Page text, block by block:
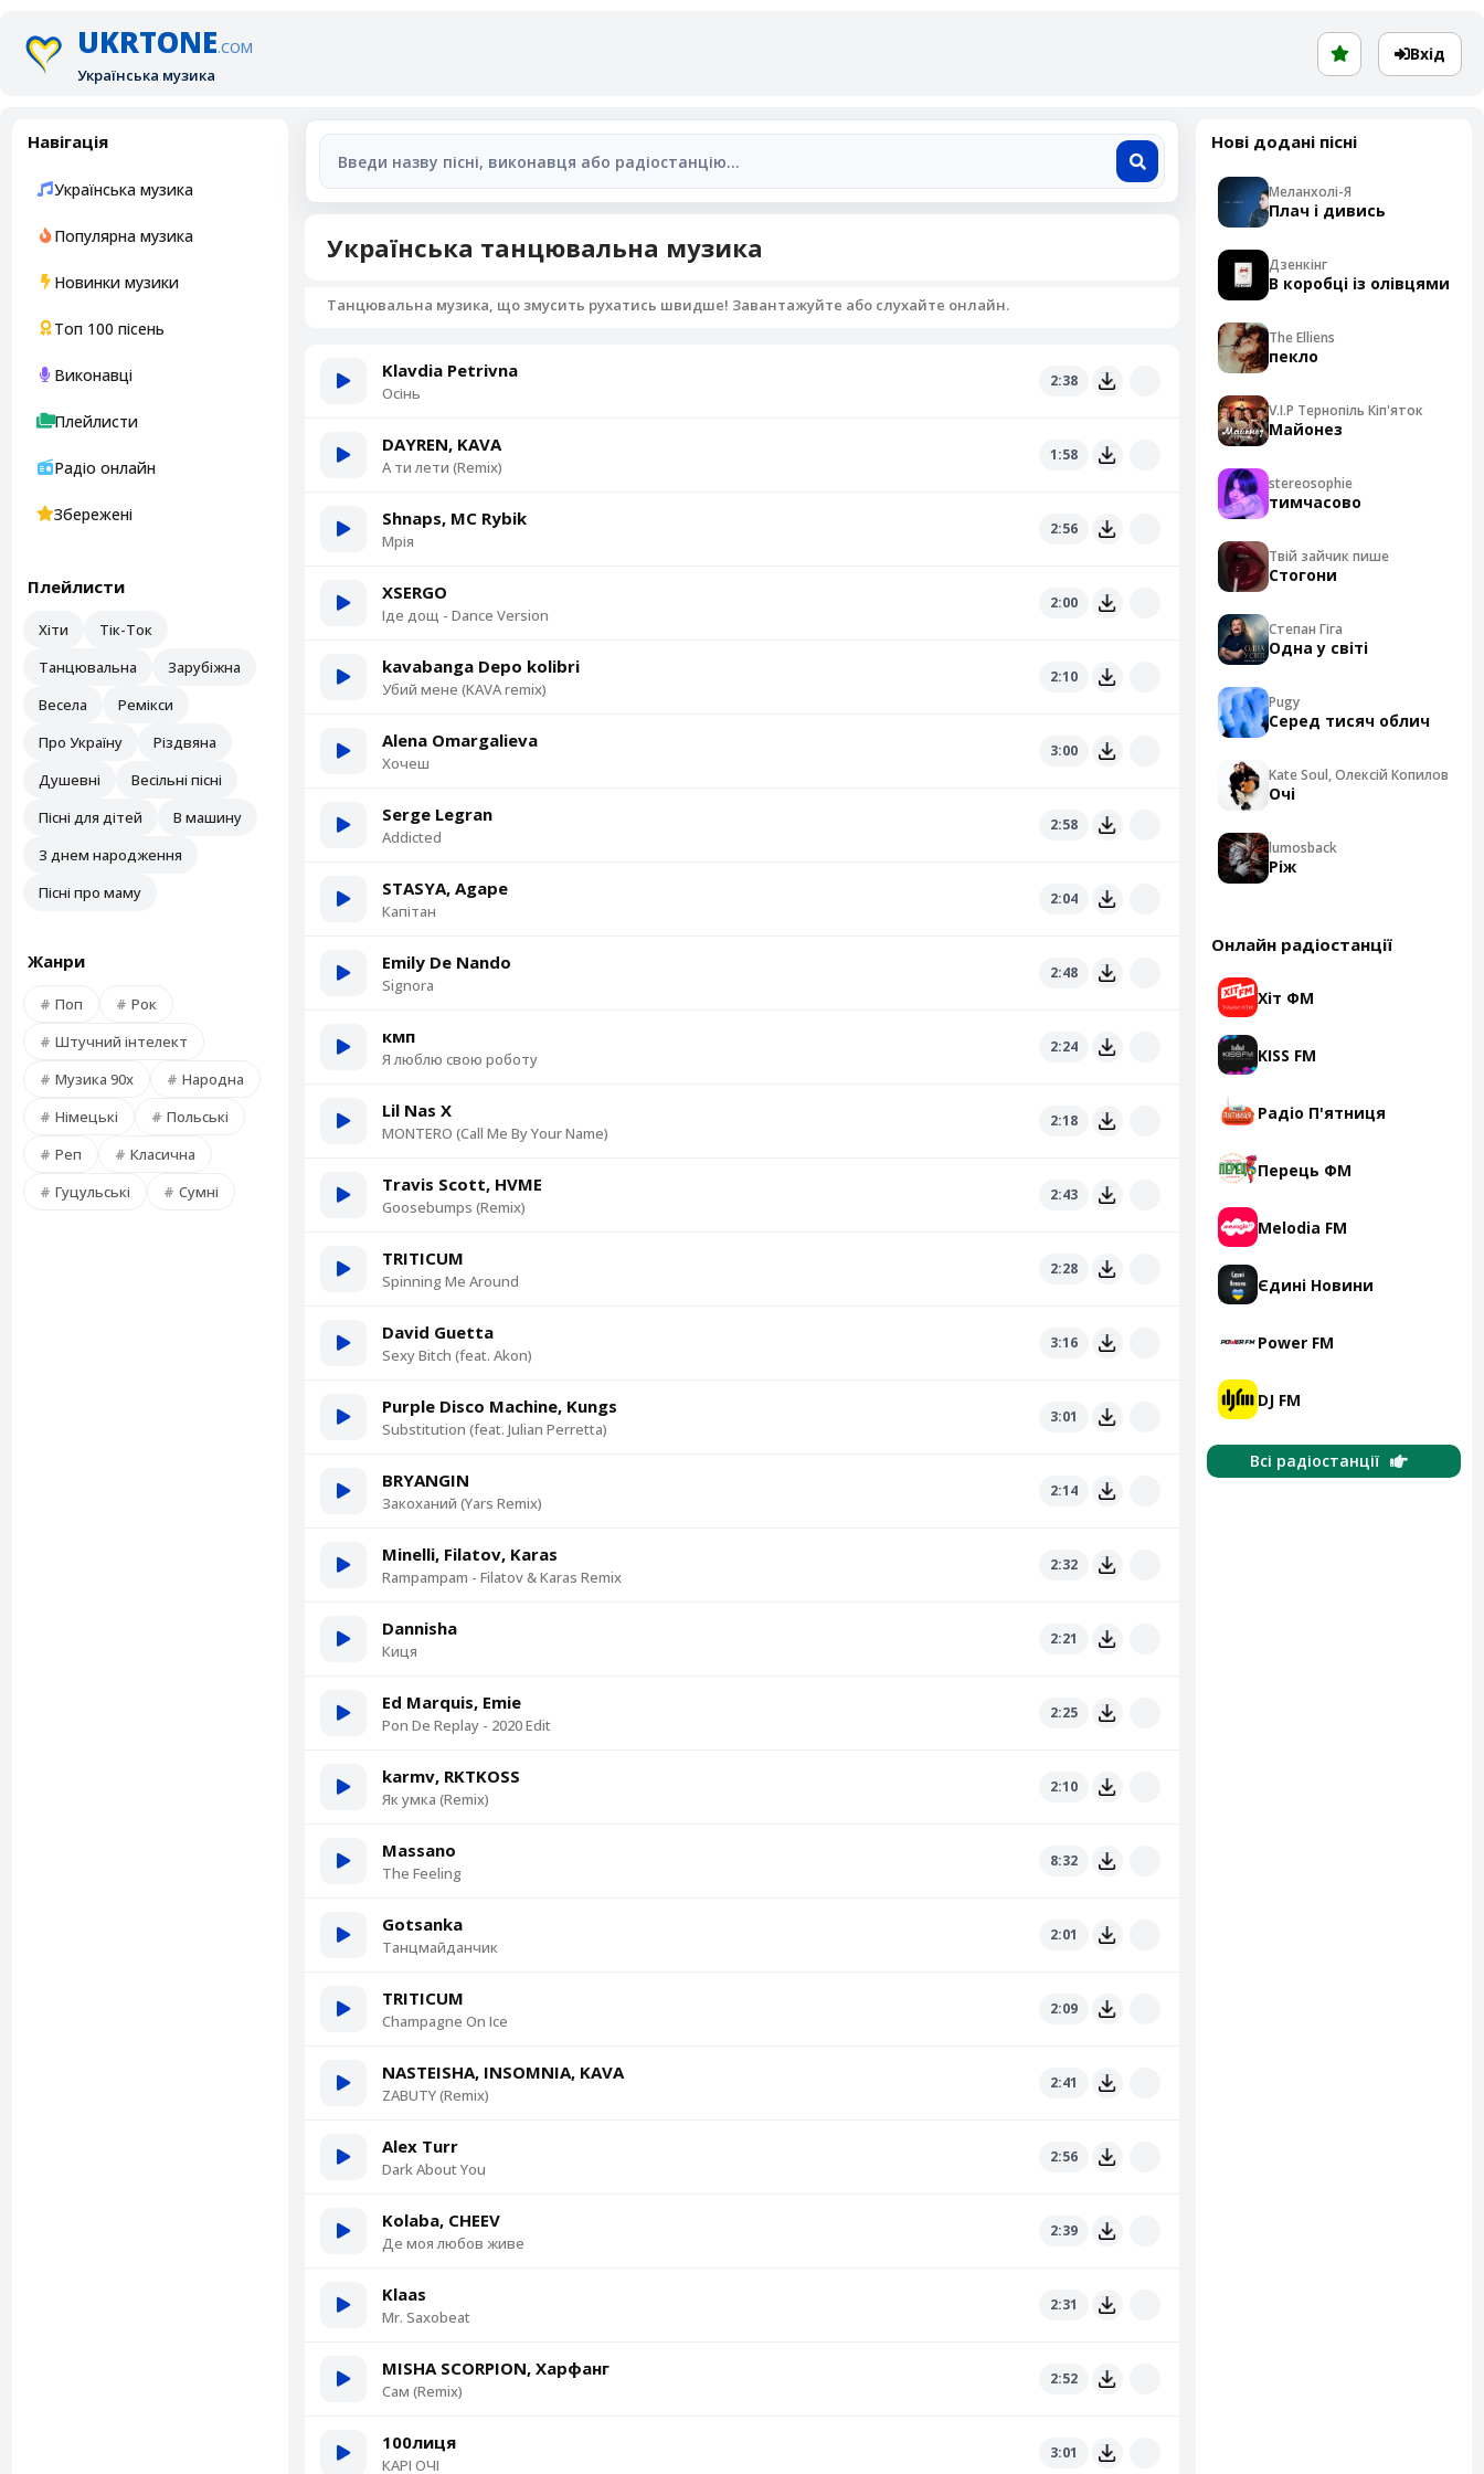
UKRTONE.COM
Українська музика
Вхід
Навігація
Українська музика
Популярна музика
Новинки музики
Топ 100 пісень
Виконавці
Плейлисти
Радіо онлайн
Збережені
Плейлисти
Хіти
Тік-Ток
Танцювальна
Зарубіжна
Весела
Ремікси
Про Україну
Різдвяна
Душевні
Весільні пісні
Пісні для дітей
В машину
З днем народження
Пісні про маму
Жанри
Поп
Рок
Штучний інтелект
Музика 90х
Народна
Німецькі
Польські
Реп
Класична
Гуцульські
Сумні
Українська танцювальна музика
Танцювальна музика, що змусить рухатись швидше! Завантажуйте або слухайте онлайн.
Klavdia Petrivna
Осінь
2:38
DAYREN, KAVA
А ти лети (Remix)
1:58
Shnaps, MC Rybik
Мрія
2:56
XSERGO
Іде дощ - Dance Version
2:00
kavabanga Depo kolibri
Убий мене (KAVA remix)
2:10
Alena Omargalieva
Хочеш
3:00
Serge Legran
Addicted
2:58
STASYA, Agape
Капітан
2:04
Emily De Nando
Signora
2:48
кмп
Я люблю свою роботу
2:24
Lil Nas X
MONTERO (Call Me By Your Name)
2:18
Travis Scott, HVME
Goosebumps (Remix)
2:43
TRITICUM
Spinning Me Around
2:28
David Guetta
Sexy Bitch (feat. Akon)
3:16
Purple Disco Machine, Kungs
Substitution (feat. Julian Perretta)
3:01
BRYANGIN
Закоханий (Yars Remix)
2:14
Minelli, Filatov, Karas
Rampampam - Filatov & Karas Remix
2:32
Dannisha
Киця
2:21
Ed Marquis, Emie
Pon De Replay - 2020 Edit
2:25
karmv, RKTKOSS
Як умка (Remix)
2:10
Massano
The Feeling
8:32
Gotsanka
Танцмайданчик
2:01
TRITICUM
Champagne On Ice
2:09
NASTEISHA, INSOMNIA, KAVA
ZABUTY (Remix)
2:41
Alex Turr
Dark About You
2:56
Kolaba, CHEEV
Де моя любов живе
2:39
Klaas
Mr. Saxobeat
2:31
MISHA SCORPION, Харфанг
Сам (Remix)
2:52
100лиця
КАРІ ОЧІ
3:01
Нові додані пісні
Меланхолі-Я
Плач і дивись
Дзенкінг
В коробці із олівцями
The Elliens
пекло
V.I.P Тернопіль Кіп'яток
Майонез
stereosophie
тимчасово
Твій зайчик пише
Стогони
Степан Гіга
Одна у світі
Pugy
Серед тисяч облич
Kate Soul, Олексій Копилов
Очі
lumosback
Ріж
Онлайн радіостанції
Хіт ФМ
KISS FM
Радіо П'ятниця
Перець ФМ
Melodia FM
Єдині Новини
Power FM
DJ FM
Всі радіостанції